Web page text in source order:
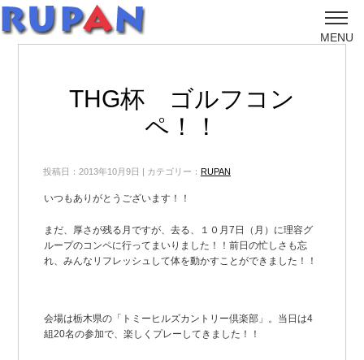
MENU
THG杯 ゴルフコン
ペ！！
投稿日：2013年10月9日 | カテゴリー： RUPAN
いつもありがとうございます！！
まだ、厚さが残る月ですが、去る、１０月7日（月）に理容グ
ループのコンペに行ってまいりました！！前日の忙しさも忘
れ、みんなリフレッシュして体を動かすことができました！！
会場は栃木県の「トミーヒルズカントリー倶楽部」。当日は4
組20名の参加で、楽しくプレーしてきました！！